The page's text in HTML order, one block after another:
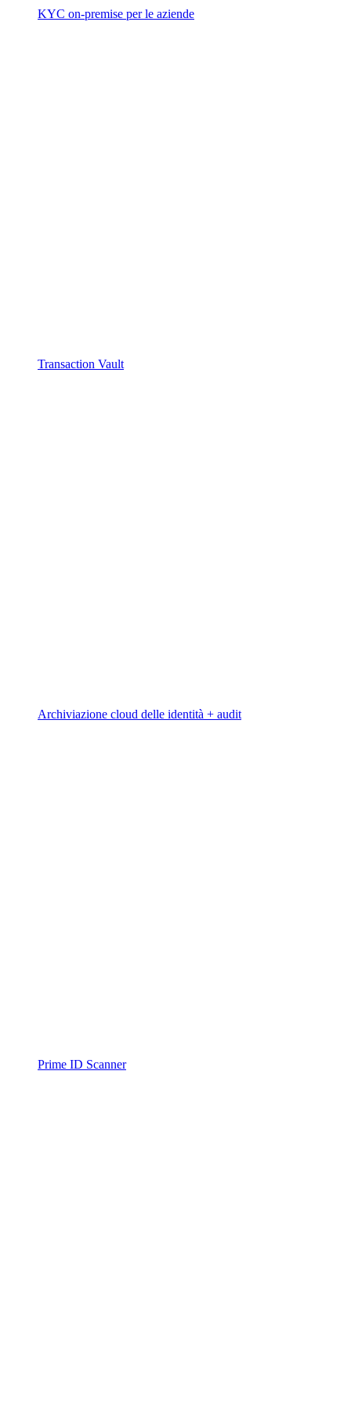
KYC on-premise per le aziende
Transaction Vault
Archiviazione cloud delle identità + audit
Prime ID Scanner